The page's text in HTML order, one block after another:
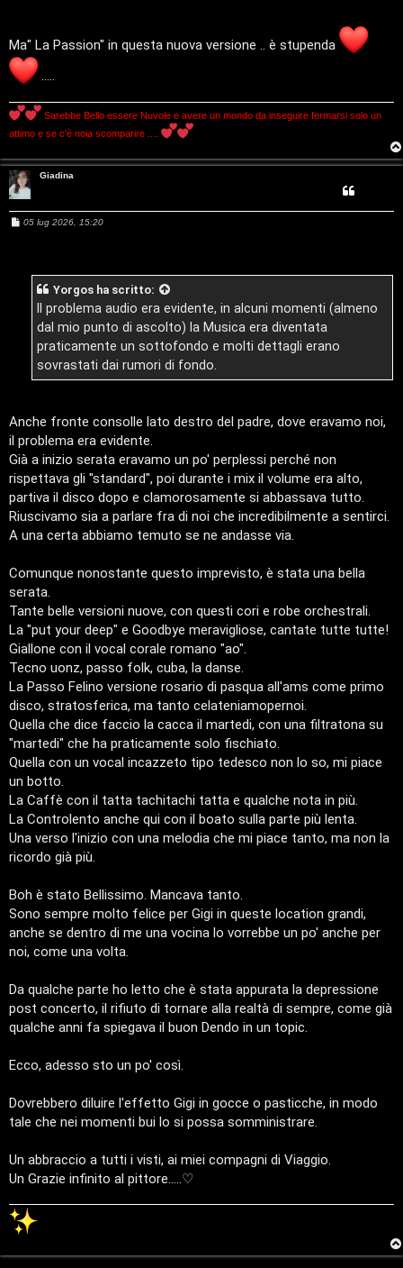
g
o
Ma" La Passion" in questa nuova versione .. è stupenda
.....
Sarebbe Bello essere Nuvole e avere un mondo da inseguire fermarsi solo un
attimo e se c'è noia scomparire ....
Giadina
M05 lug 2026, 15:20
Yorgos ha scritto:
Il problema audio era evidente, in alcuni momenti (almeno
dal mio punto di ascolto) la Musica era diventata
praticamente un sottofondo e molti dettagli erano
sovrastati dai rumori di fondo.
Anche fronte consolle lato destro del padre, dove eravamo noi,
il problema era evidente.
Già a inizio serata eravamo un po' perplessi perché non
rispettava gli "standard", poi durante i mix il volume era alto,
partiva il disco dopo e clamorosamente si abbassava tutto.
Riuscivamo sia a parlare fra di noi che incredibilmente a sentirci.
A una certa abbiamo temuto se ne andasse via.
Comunque nonostante questo imprevisto, è stata una bella
serata.
Tante belle versioni nuove, con questi cori e robe orchestrali.
La "put your deep" e Goodbye meravigliose, cantate tutte tutte!
Giallone con il vocal corale romano "ao".
Tecno uonz, passo folk, cuba, la danse.
La Passo Felino versione rosario di pasqua all'ams come primo
disco, stratosferica, ma tanto celateniamopernoi.
Quella che dice faccio la cacca il martedi, con una filtratona su
"martedi" che ha praticamente solo fischiato.
Quella con un vocal incazzeto tipo tedesco non lo so, mi piace
un botto.
La Caffè con il tatta tachitachi tatta e qualche nota in più.
La Controlento anche qui con il boato sulla parte più lenta.
Una verso l'inizio con una melodia che mi piace tanto, ma non la
ricordo già più.
Boh è stato Bellissimo. Mancava tanto.
Sono sempre molto felice per Gigi in queste location grandi,
anche se dentro di me una vocina lo vorrebbe un po' anche per
noi, come una volta.
Da qualche parte ho letto che è stata appurata la depressione
post concerto, il rifiuto di tornare alla realtà di sempre, come già
qualche anni fa spiegava il buon Dendo in un topic.
Ecco, adesso sto un po' così.
Dovrebbero diluire l'effetto Gigi in gocce o pasticche, in modo
tale che nei momenti bui lo si possa somministrare.
Un abbraccio a tutti i visti, ai miei compagni di Viaggio.
Un Grazie infinito al pittore.....♡
r
e
:
G
i
g
i
s
t
i
n
o
P
l
a
n
e
t
P
e
r
c
o
r
s
i
M
u
s
i
c
a
l
i
d